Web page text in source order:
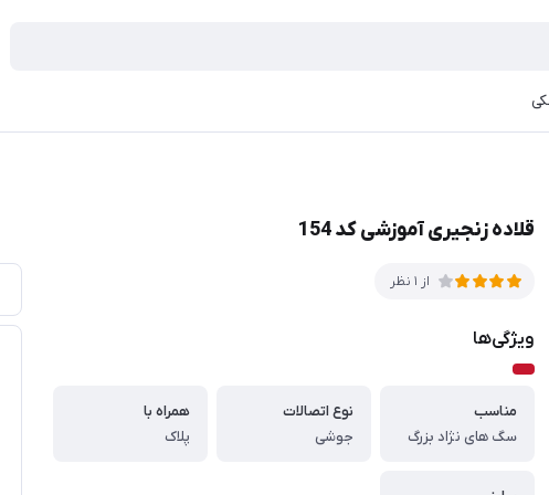
قلاده زنجیری آموزشی کد 154
از 1 نظر
ویژگی‌ها
مناسب
سگ های نژاد بزرگ
نوع اتصالات
جوشی
همراه با
پلاک